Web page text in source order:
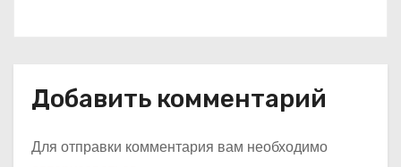
Добавить комментарий
Для отправки комментария вам необходимо